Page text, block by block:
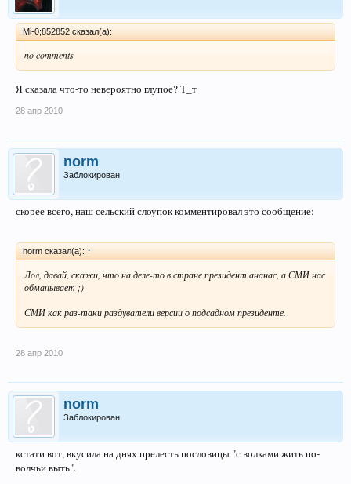
Mi-0;852852 сказал(а):
no comments
Я сказала что-то невероятно глупое? Т_т
28 апр 2010
norm
Заблокирован
скорее всего, наш сельский слоупок комментировал это сообщение:
norm сказал(а): ↑
Лол, давай, скажи, что на деле-то в стране президент ананас, а СМИ нас
обманывает ;)
СМИ как раз-таки раздуватели версии о подсадном президенте.
28 апр 2010
norm
Заблокирован
кстати вот, вкусила на днях прелесть пословицы "с волками жить по-
волчьи выть".